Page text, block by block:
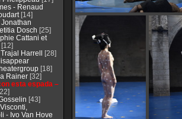
- Renaud
[14]
Dosch [25]
Cattani et
Harrell [28]
[18]
Rainer[32]
esta espada –
[43]
- Ivo Van Hove